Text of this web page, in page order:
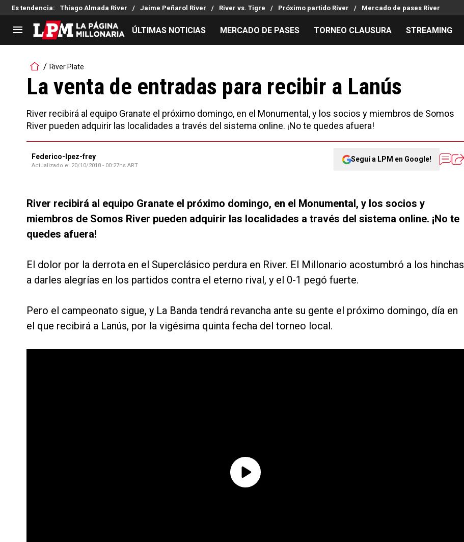
Es tendencia: Thiago Almada River Jaime Peñarol River River vs. Tigre Próximo partido River Mercado de pases River
LIGA PROFESIONAL
Noticias
Tabla de posiciones
Reserva
Copa Sudamericana
Copa Argentina
Mercado de Pases
Análisis tácticos
Chacho Coudet
Streaming
Entradas
Los goles de River
Pronósticos
ÚLTIMAS NOTICIAS MERCADO DE PASES TORNEO CLAUSURA STREAMING
River Plate
La venta de entradas para recibir a Lanús
River recibirá al equipo Granate el próximo domingo, en el Monumental, y los socios y miembros de Somos
River pueden adquirir las localidades a través del sistema online. ¡No te quedes afuera!
Federico-lpez-frey
Actualizado el 20/10/2018 - 00:27hs ART
Seguí a LPM en Google!
River recibirá al equipo Granate el próximo domingo, en el Monumental, y los socios y
miembros de Somos River pueden adquirir las localidades a través del sistema online. ¡No te
quedes afuera!
El dolor por la derrota en el Superclásico perdura en River. El Millonario acostumbró a los hinchas
a darles alegrías en los partidos contra el eterno rival, y el 0-1 pegó fuerte.
Pero el campeonato sigue, y La Banda tendrá revancha ante su gente el próximo domingo, día en
el que recibirá a Lanús, por la vigésima quinta fecha del torneo local.